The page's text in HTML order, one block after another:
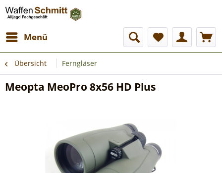
Menü
Übersicht Ferngläser
Meopta MeoPro 8x56 HD Plus